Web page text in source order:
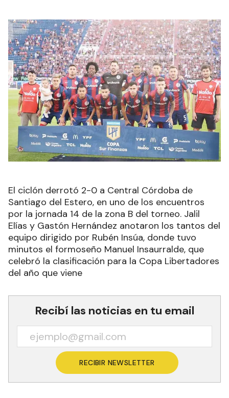
El ciclón derrotó 2-0 a Central Córdoba de
Santiago del Estero, en uno de los encuentros
por la jornada 14 de la zona B del torneo. Jalil
Elías y Gastón Hernández anotaron los tantos del
equipo dirigido por Rubén Insúa, donde tuvo
minutos el formoseño Manuel Insaurralde, que
celebró la clasificación para la Copa Libertadores
del año que viene
Recibí las noticias en tu email
RECIBIR NEWSLETTER